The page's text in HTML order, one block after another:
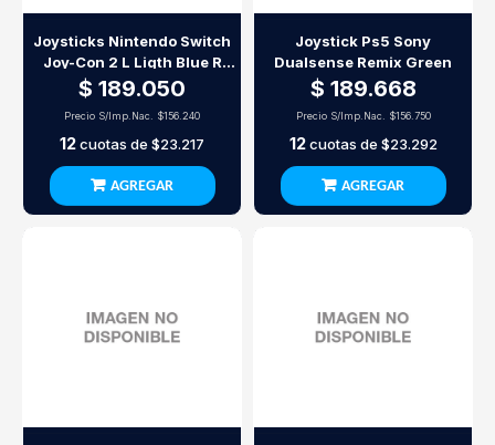
Joysticks Nintendo Switch
Joy-Con 2 L Ligth Blue R
Ligth Red
$ 189.050
Precio S/Imp.Nac. $156.240
12cuotas de $23.217
AGREGAR
Joystick Ps5 Sony
Dualsense Remix Green
$ 189.668
Precio S/Imp.Nac. $156.750
12cuotas de $23.292
AGREGAR